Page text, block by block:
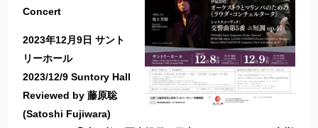
Concert
​​2023年12月9日 サント
リーホール​
2023/12/9 Suntory Hall
Reviewed by 藤原聡
(Satoshi Fujiwara)